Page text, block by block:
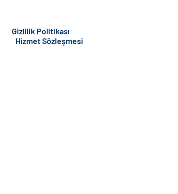
Gizlilik Politikası
Hizmet Sözleşmesi